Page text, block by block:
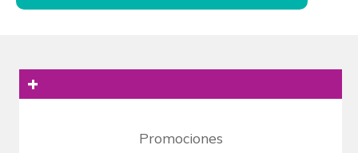
+
Promociones